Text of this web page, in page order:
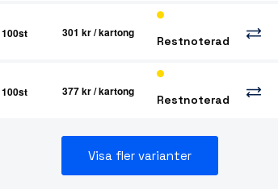
100st 301 kr/ kartong
Restnoterad
100st 377 kr/ kartong
Restnoterad
Visa fler varianter